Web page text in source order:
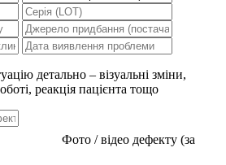
детально – візуальні зміни,
реакція пацієнта тощо
Фото / відео дефекту (за